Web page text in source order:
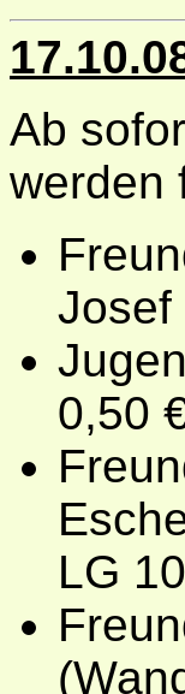
Ab
werden
Josef
0,50
LG